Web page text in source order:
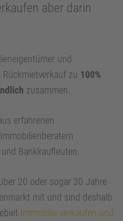
aber darin
und
zu 100%
zusammen.
erfahrenen
Bankkaufleuten.
20 oder sogar 30 Jahre
mit und sind deshalb
Immobilie verkaufen und